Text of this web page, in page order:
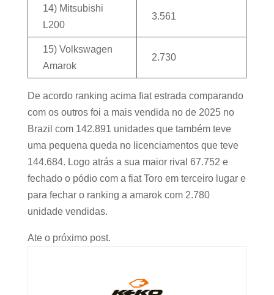
14) Mitsubishi
L200
3.561
15) Volkswagen
Amarok
2.730
De acordo ranking acima fiat estrada comparando
com os outros foi a mais vendida no de 2025 no
Brazil com 142.891 unidades que também teve
uma pequena queda no licenciamentos que teve
144.684. Logo atrás a sua maior rival 67.752 e
fechado o pódio com a fiat Toro em terceiro lugar e
para fechar o ranking a amarok com 2.780
unidade vendidas.
Ate o próximo post.